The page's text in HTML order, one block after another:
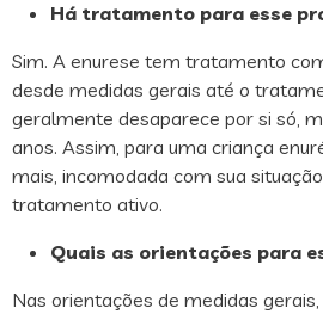
Há tratamento para esse
Sim. A enurese tem tratamento
desde medidas gerais até o
geralmente desaparece por si só,
anos. Assim, para uma criança
mais, incomodada com sua
tratamento ativo.
Quais as orientações para
Nas orientações de medidas